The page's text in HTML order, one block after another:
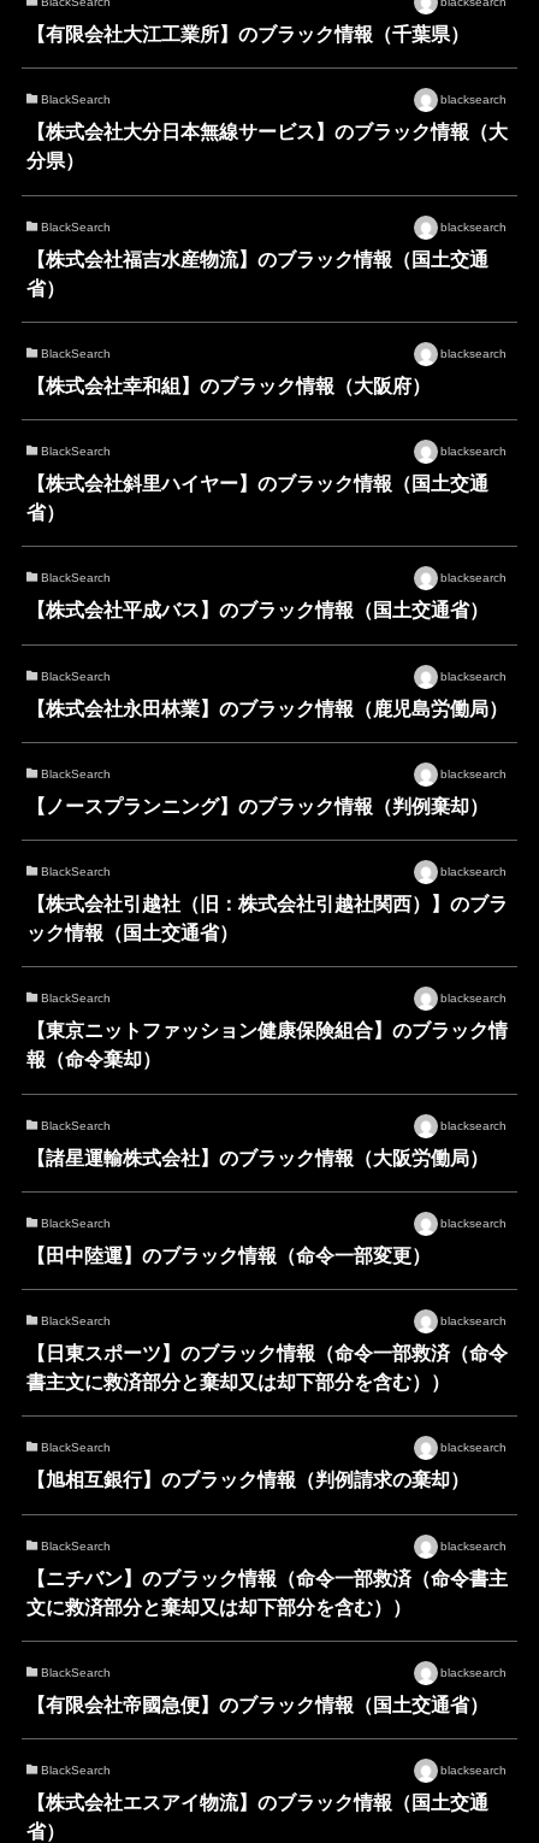
【有限会社大江工業所】のブラック情報（千葉県）
BlackSearch blacksearch
【株式会社大分日本無線サービス】のブラック情報（大
分県）
BlackSearch blacksearch
【株式会社福吉水産物流】のブラック情報（国土交通
省）
BlackSearch blacksearch
【株式会社幸和組】のブラック情報（大阪府）
BlackSearch blacksearch
【株式会社斜里ハイヤー】のブラック情報（国土交通
省）
BlackSearch blacksearch
【株式会社平成バス】のブラック情報（国土交通省）
BlackSearch blacksearch
【株式会社永田林業】のブラック情報（鹿児島労働局）
BlackSearch blacksearch
【ノースプランニング】のブラック情報（判例棄却）
BlackSearch blacksearch
【株式会社引越社（旧：株式会社引越社関西）】のブラ
ック情報（国土交通省）
BlackSearch blacksearch
【東京ニットファッション健康保険組合】のブラック情
報（命令棄却）
BlackSearch blacksearch
【諸星運輸株式会社】のブラック情報（大阪労働局）
BlackSearch blacksearch
【田中陸運】のブラック情報（命令一部変更）
BlackSearch blacksearch
【日東スポーツ】のブラック情報（命令一部救済（命令
書主文に救済部分と棄却又は却下部分を含む））
BlackSearch blacksearch
【旭相互銀行】のブラック情報（判例請求の棄却）
BlackSearch blacksearch
【ニチバン】のブラック情報（命令一部救済（命令書主
文に救済部分と棄却又は却下部分を含む））
BlackSearch blacksearch
【有限会社帝國急便】のブラック情報（国土交通省）
BlackSearch blacksearch
【株式会社エスアイ物流】のブラック情報（国土交通
省）